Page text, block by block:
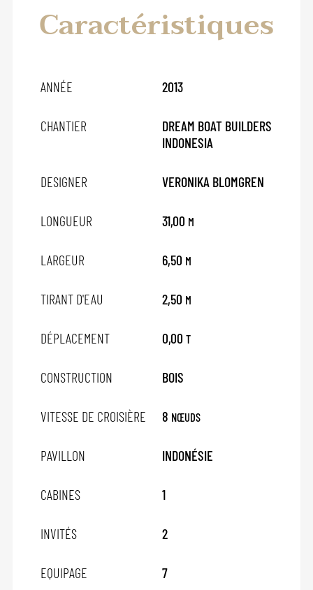
Caractéristiques
ANNÉE 2013
CHANTIER
DREAM BOAT BUILDERS
INDONESIA
DESIGNER VERONIKA BLOMGREN
LONGUEUR 31,00 M
LARGEUR 6,50 M
TIRANT D'EAU 2,50 M
DÉPLACEMENT 0,00 T
CONSTRUCTION BOIS
VITESSE DE CROISIÈRE 8 NŒUDS
PAVILLON INDONÉSIE
CABINES 1
INVITÉS 2
EQUIPAGE 7